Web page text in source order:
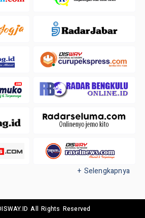
+ Selengkapnya
All Rights Reserved